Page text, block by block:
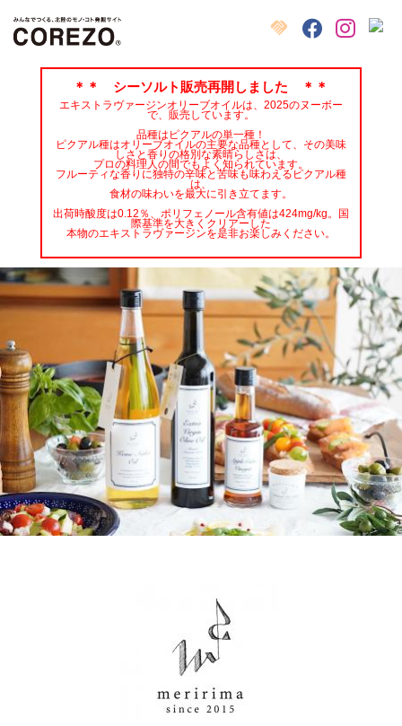
クラウドファンディング
FacebookInstagram
X
＊＊ シーソルト販売再開しました ＊＊
エキストラヴァージンオリーブオイルは、2025のヌーボー
で、販売しています。
品種はピクアルの単一種！
ピクアル種はオリーブオイルの主要な品種として、その美味
しさと香りの格別な素晴らしさは、
プロの料理人の間でもよく知られています。
フルーティな香りに独特の辛味と苦味も味わえるピクアル種
は、
食材の味わいを最大に引き立てます。
出荷時酸度は0.12％、ポリフェノール含有値は424mg/kg。国
際基準を大きくクリアーした
本物のエキストラヴァージンを是非お楽しみください。